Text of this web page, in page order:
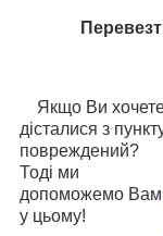
Якщо Ви
дісталися з
повреждений?
Тоді ми
допоможемо Вам
у цьому!